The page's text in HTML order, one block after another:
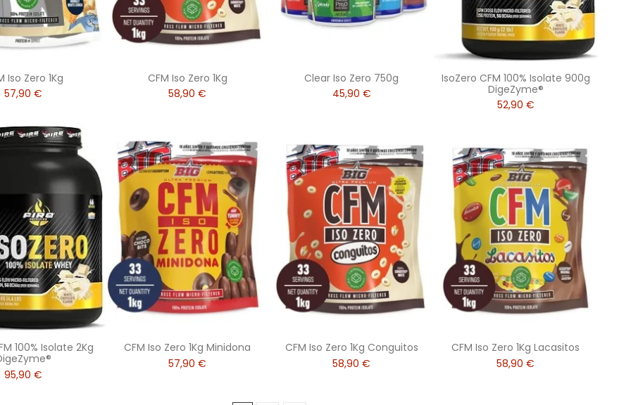
Iso Zero 1Kg
57,90 €
CFM Iso Zero 1Kg
58,90 €
Clear Iso Zero 750g
45,90 €
IsoZero CFM 100% Isolate 900g
DigeZyme®
52,90 €
100% Isolate 2Kg
95,90 €
CFM Iso Zero 1Kg Minidona
57,90 €
CFM Iso Zero 1Kg Conguitos
58,90 €
CFM Iso Zero 1Kg Lacasitos
58,90 €